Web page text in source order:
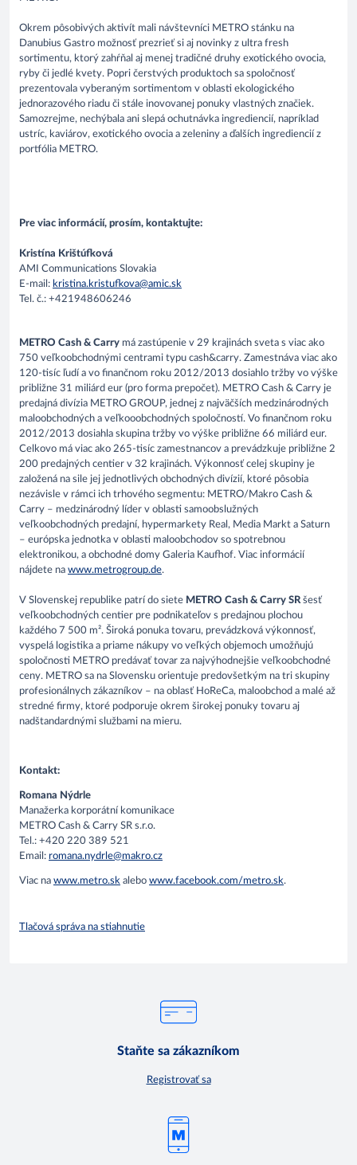
Okrem pôsobivých aktivít mali návštevníci METRO stánku na
Danubius Gastro možnosť prezrieť si aj novinky z ultra fresh
sortimentu, ktorý zahŕňal aj menej tradičné druhy exotického ovocia,
ryby či jedlé kvety. Popri čerstvých produktoch sa spoločnosť
prezentovala vyberaným sortimentom v oblasti ekologického
jednorazového riadu či stále inovovanej ponuky vlastných značiek.
Samozrejme, nechýbala ani slepá ochutnávka ingrediencií, napríklad
ustríc, kaviárov, exotického ovocia a zeleniny a ďalších ingrediencií z
portfólia METRO.
Pre viac informácií, prosím, kontaktujte:
Kristína Krištúfková
AMI Communications Slovakia
E-mail: kristina.kristufkova@amic.sk
Tel. č.: +421948606246
METRO Cash & Carry má zastúpenie v 29 krajinách sveta s viac ako
750 veľkoobchodnými centrami typu cash&carry. Zamestnáva viac ako
120-tisíc ľudí a vo finančnom roku 2012/2013 dosiahlo tržby vo výške
približne 31 miliárd eur (pro forma prepočet). METRO Cash & Carry je
predajná divízia METRO GROUP, jednej z najväčších medzinárodných
maloobchodných a veľkooobchodných spoločností. Vo finančnom roku
2012/2013 dosiahla skupina tržby vo výške približne 66 miliárd eur.
Celkovo má viac ako 265-tisíc zamestnancov a prevádzkuje približne 2
200 predajných centier v 32 krajinách. Výkonnosť celej skupiny je
založená na sile jej jednotlivých obchodných divízií, ktoré pôsobia
nezávisle v rámci ich trhového segmentu: METRO/Makro Cash &
Carry – medzinárodný líder v oblasti samoobslužných
veľkoobchodných predajní, hypermarkety Real, Media Markt a Saturn
– európska jednotka v oblasti maloobchodov so spotrebnou
elektronikou, a obchodné domy Galeria Kaufhof. Viac informácií
nájdete na www.metrogroup.de.
V Slovenskej republike patrí do siete METRO Cash & Carry SRšesť
veľkoobchodných centier pre podnikateľov s predajnou plochou
každého 7 500 m². Široká ponuka tovaru, prevádzková výkonnosť,
vyspelá logistika a priame nákupy vo veľkých objemoch umožňujú
spoločnosti METRO predávať tovar za najvýhodnejšie veľkoobchodné
ceny. METRO sa na Slovensku orientuje predovšetkým na tri skupiny
profesionálnych zákazníkov – na oblasť HoReCa, maloobchod a malé až
stredné firmy, ktoré podporuje okrem širokej ponuky tovaru aj
nadštandardnými službami na mieru.
Kontakt:
Romana Nýdrle
Manažerka korporátní komunikace
METRO Cash & Carry SR s.r.o.
Tel.: +420 220 389 521
Email: romana.nydrle@makro.cz
Viac na www.metro.sk alebo www.facebook.com/metro.sk.
Tlačová správa na stiahnutie
Staňte sa zákazníkom
Registrovať sa